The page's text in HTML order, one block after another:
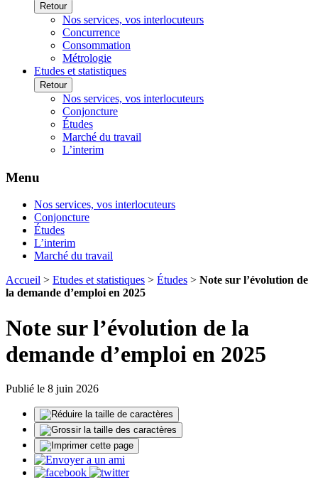
Retour
Nos services, vos interlocuteurs
Concurrence
Consommation
Métrologie
Etudes et statistiques
Retour
Nos services, vos interlocuteurs
Conjoncture
Études
Marché du travail
L’interim
Menu
Nos services, vos interlocuteurs
Conjoncture
Études
L’interim
Marché du travail
Accueil > Etudes et statistiques > Études > Note sur l’évolution de
la demande d’emploi en 2025
Note sur l’évolution de la
demande d’emploi en 2025
Publié le 8 juin 2026